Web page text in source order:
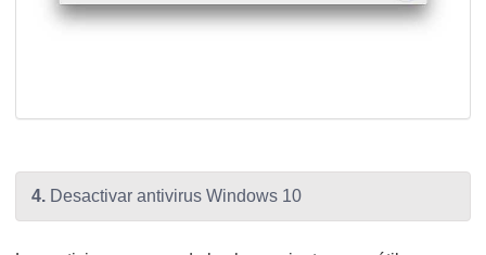
4. Desactivar antivirus Windows 10